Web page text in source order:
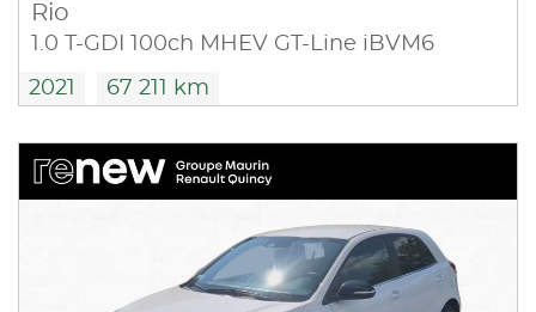
Rio
1.0 T-GDI 100ch MHEV GT-Line iBVM6
2021 67 211 km